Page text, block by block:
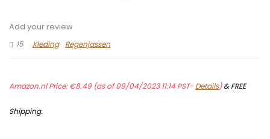
Add your review
15
Kleding Regenjassen
Amazon.nl Price:€8.49(as of 09/04/2023 11:14 PST- Details)&FREE
Shipping.